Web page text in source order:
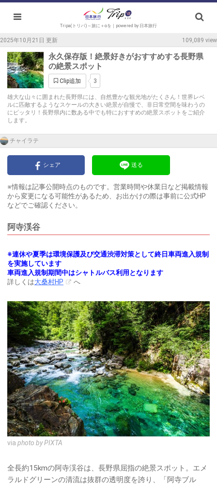
Tripa(トリパ)～旅に＋αを｜powered by 日本旅行
2025年10月21日 更新 109,089 view
永久保存版！絶景好きがおすすめする長野県
の絶景スポット
Clip追加 3
雄大な山々に囲まれた長野県には、自然豊かな観光地がたくさん！世界レベ
ルに匹敵するようなスケールの大きい絶景が自慢で、非日常空間を味わうの
にピッタリ！長野県内に数ある中でも特におすすめの絶景スポットをご紹介
します。
チャイラテ
シェア 送る
※情報は記事公開時点のものです。営業時間や休業日など掲載情報
から変更になる可能性があるため、お出かけの際は事前に公式HP
などでご確認ください。
阿寺渓谷
※連休や夏季は環境保護及び交通渋滞対策として終日車両進入規制
を実施しています
車両進入規制期間中はシャトルバス利用となります
詳しくは大桑村HP へ
via photo by PIXTA
全長約15kmの阿寺渓谷は、長野県屈指の絶景スポット。エメ
ラルドグリーンの清流は抜群の透明度を誇り、「阿寺ブル